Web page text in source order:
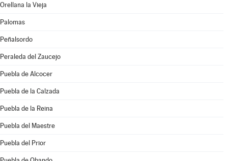
Orellana la Vieja
Palomas
Peñalsordo
Peraleda del Zaucejo
Puebla de Alcocer
Puebla de la Calzada
Puebla de la Reina
Puebla del Maestre
Puebla del Prior